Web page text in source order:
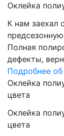
Оклейка
К нам заехал
Полная
дефекты,
Подробнее об
Оклейка
цвета
Оклейка
цвета